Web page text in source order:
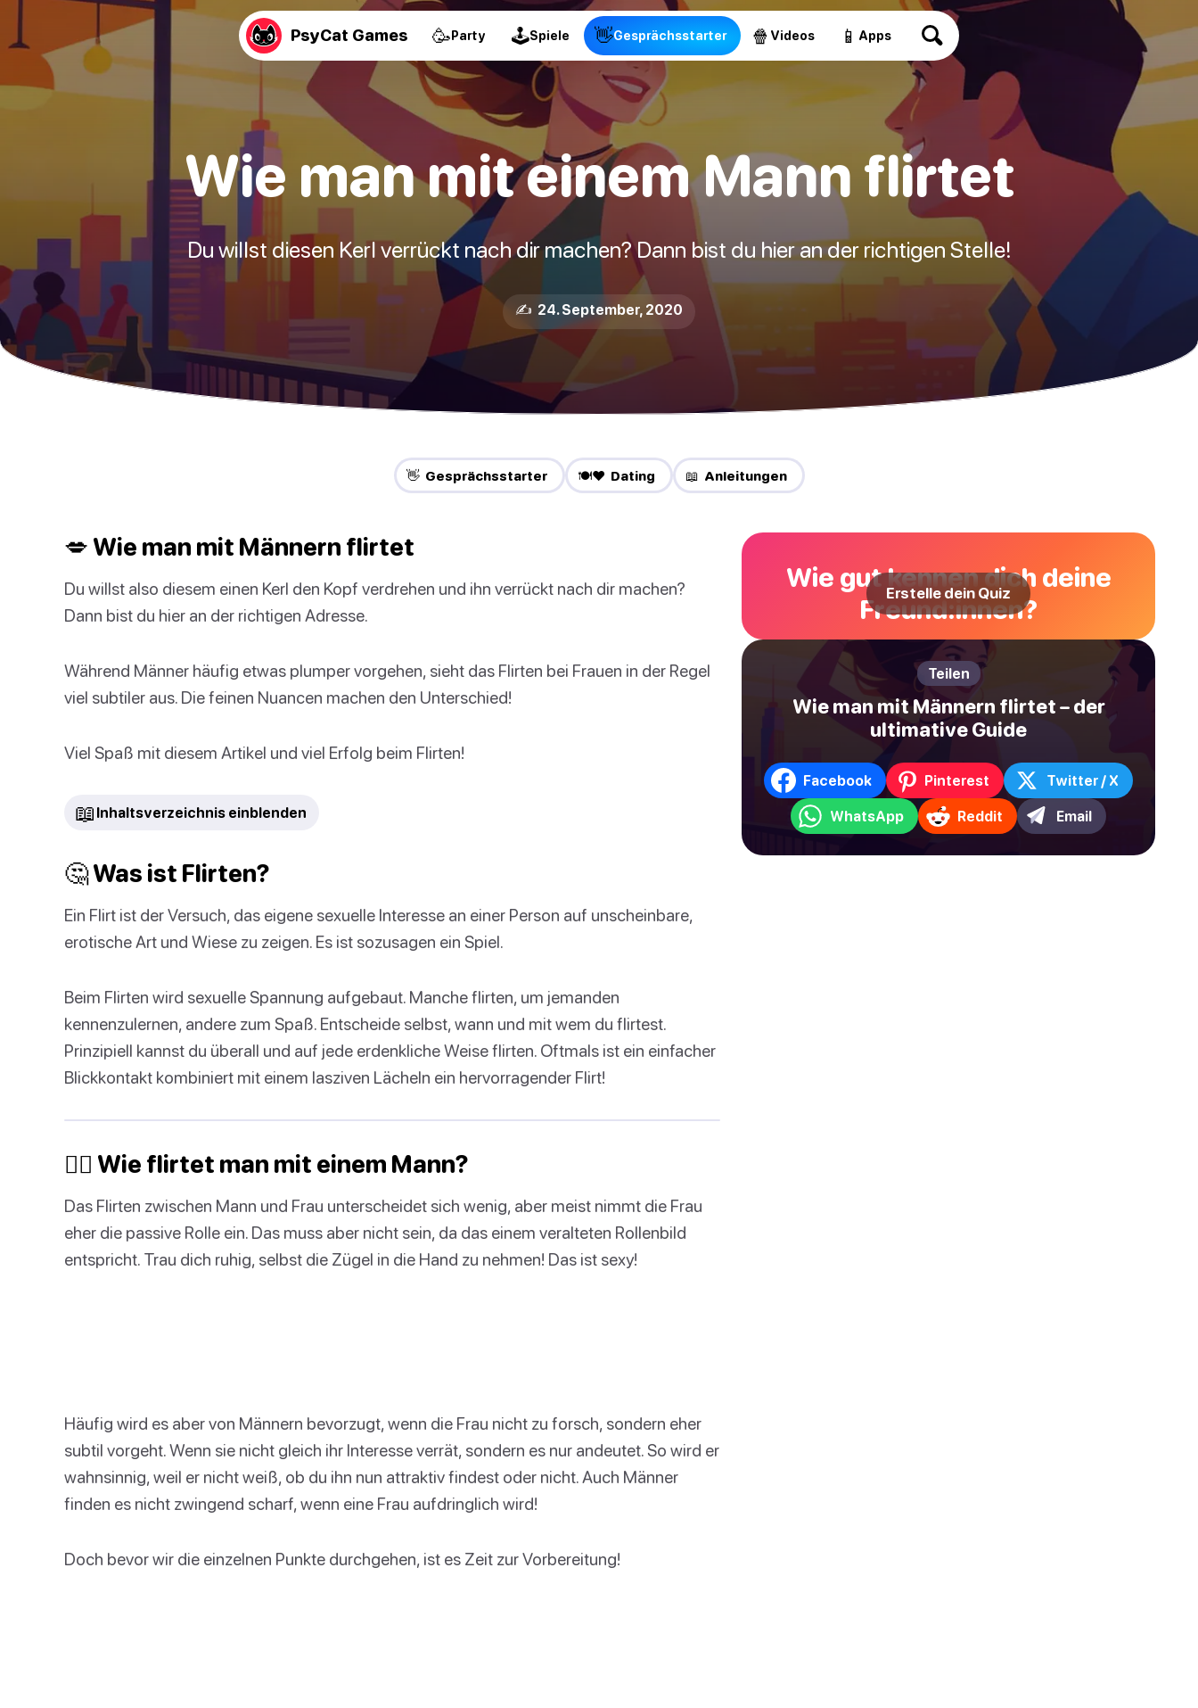
PsyCat Games 🥳Party 🕹Spiele 👋Gesprächsstarter 🍿 Videos 📱 Apps
Wie man mit einem Mann flirtet
Du willst diesen Kerl verrückt nach dir machen? Dann bist du hier an der richtigen Stelle!
✍️ 24. September, 2020
👋 Gesprächsstarter 🍽️❤️ Dating 📖 Anleitungen
💋 Wie man mit Männern flirtet
Du willst also diesem einen Kerl den Kopf verdrehen und ihn verrückt nach dir machen?
Dann bist du hier an der richtigen Adresse.
Während Männer häufig etwas plumper vorgehen, sieht das Flirten bei Frauen in der Regel
viel subtiler aus. Die feinen Nuancen machen den Unterschied!
Viel Spaß mit diesem Artikel und viel Erfolg beim Flirten!
📖 Inhaltsverzeichnis einblenden
🤔 Was ist Flirten?
Ein Flirt ist der Versuch, das eigene sexuelle Interesse an einer Person auf unscheinbare,
erotische Art und Wiese zu zeigen. Es ist sozusagen ein Spiel.
Beim Flirten wird sexuelle Spannung aufgebaut. Manche flirten, um jemanden
kennenzulernen, andere zum Spaß. Entscheide selbst, wann und mit wem du flirtest.
Prinzipiell kannst du überall und auf jede erdenkliche Weise flirten. Oftmals ist ein einfacher
Blickkontakt kombiniert mit einem lasziven Lächeln ein hervorragender Flirt!
🙋‍♂️‍ Wie flirtet man mit einem Mann?
Das Flirten zwischen Mann und Frau unterscheidet sich wenig, aber meist nimmt die Frau
eher die passive Rolle ein. Das muss aber nicht sein, da das einem veralteten Rollenbild
entspricht. Trau dich ruhig, selbst die Zügel in die Hand zu nehmen! Das ist sexy!
Häufig wird es aber von Männern bevorzugt, wenn die Frau nicht zu forsch, sondern eher
subtil vorgeht. Wenn sie nicht gleich ihr Interesse verrät, sondern es nur andeutet. So wird er
wahnsinnig, weil er nicht weiß, ob du ihn nun attraktiv findest oder nicht. Auch Männer
finden es nicht zwingend scharf, wenn eine Frau aufdringlich wird!
Doch bevor wir die einzelnen Punkte durchgehen, ist es Zeit zur Vorbereitung!
Wie gut kennen dich deine
Freund:innen?
Erstelle dein Quiz
Teilen
Wie man mit Männern flirtet – der
ultimative Guide
Facebook Pinterest Twitter / X
WhatsApp Reddit Email